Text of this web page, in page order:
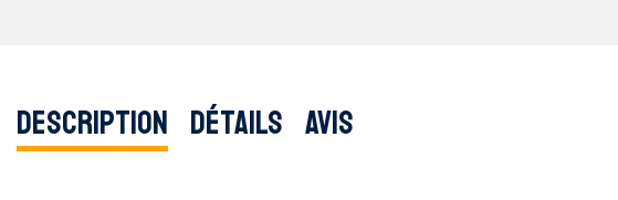
Description Détails Avis